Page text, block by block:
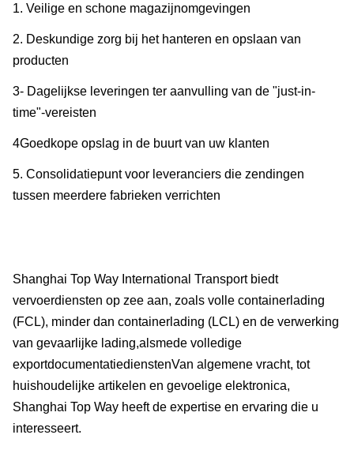
1. Veilige en schone magazijnomgevingen
2. Deskundige zorg bij het hanteren en opslaan van
producten
3- Dagelijkse leveringen ter aanvulling van de "just-in-
time"-vereisten
4Goedkope opslag in de buurt van uw klanten
5. Consolidatiepunt voor leveranciers die zendingen
tussen meerdere fabrieken verrichten
Shanghai Top Way International Transport biedt
vervoerdiensten op zee aan, zoals volle containerlading
(FCL), minder dan containerlading (LCL) en de verwerking
van gevaarlijke lading,alsmede volledige
exportdocumentatiedienstenVan algemene vracht, tot
huishoudelijke artikelen en gevoelige elektronica,
Shanghai Top Way heeft de expertise en ervaring die u
interesseert.